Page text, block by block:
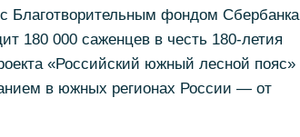
Благотворительным фондом Сбербанка
180 000 саженцев в честь 180-летия
«Российский южный лесной пояс»
в южных регионах России —от